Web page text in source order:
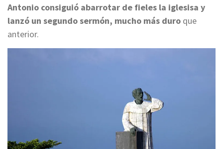
Antonio consiguió abarrotar de fieles la iglesisa y
lanzó un segundo sermón, mucho más duro que
anterior.